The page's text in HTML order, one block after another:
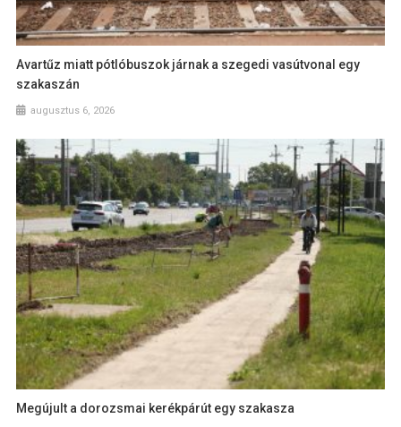
Avartűz miatt pótlóbuszok járnak a szegedi vasútvonal egy
szakaszán
augusztus 6, 2026
Megújult a dorozsmai kerékpárút egy szakasza